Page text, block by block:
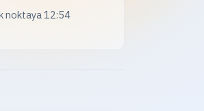
noktaya 12:54